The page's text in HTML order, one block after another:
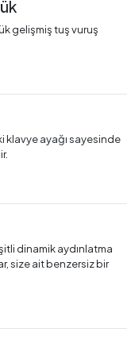
gelişmiş tuş vuruş
klavye ayağı sayesinde
dinamik aydınlatma
size ait benzersiz bir